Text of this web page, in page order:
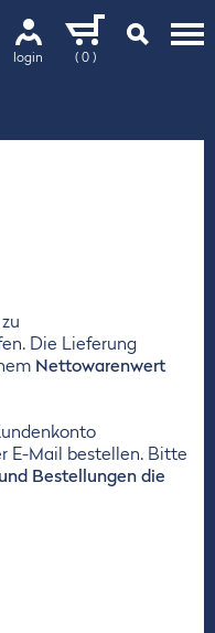
login ( 0 )
Die Lieferung
Nettowarenwert
E-Mail bestellen. Bitte
Bestellungen die